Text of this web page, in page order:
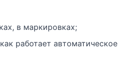
в маркировках;
работает автоматическое